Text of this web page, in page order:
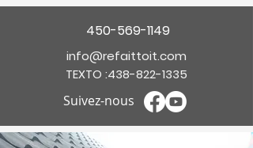
450-569-1149
info@refaittoit.com
TEXTO :438-822-1335
Suivez-nous